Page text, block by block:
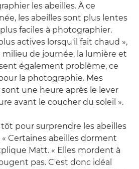
les abeilles. À ce
les abeilles sont plus lentes
faciles à photographier.
actives lorsqu'il fait chaud »,
milieu de journée, la lumière et
également problème, ce
la photographie. Mes
une heure après le lever
avant le coucher du soleil ».
pour surprendre les abeilles
Certaines abeilles dorment
Matt. « Elles mordent à
pas. C'est donc idéal